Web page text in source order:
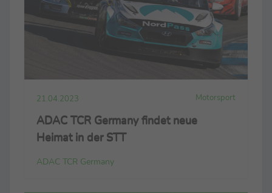
21.04.2023 Motorsport
ADAC TCR Germany findet neue
Heimat in der STT
ADAC TCR Germany